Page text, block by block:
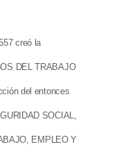
creó la
DEL TRABAJO
del entonces
SOCIAL,
EMPLEO Y